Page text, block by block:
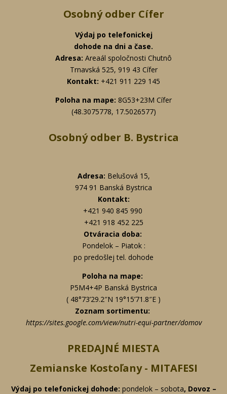
Osobný odber Cífer
Výdaj po telefonickej
dohode na dni a čase.
Adresa: Areaál spoločnosti Chutnô
Trnavská 525, 919 43 Cífer
Kontakt: +421 911 229 145
Poloha na mape: 8G53+23M Cífer
(48.3075778, 17.5026577)
Osobný odber B. Bystrica
Adresa: Belušová 15,
974 91 Banská Bystrica
Kontakt:
+421 940 845 990
+421 918 452 225
Otváracia doba:
Pondelok – Piatok :
po predošlej tel. dohode
Poloha na mape:
P5M4+4P Banská Bystrica
( 48°73’29.2″N 19°15’71.8″E )
Zoznam sortimentu:
https://sites.google.com/view/nutri-equi-partner/domov
PREDAJNÉ MIESTA
Zemianske Kostoľany - MITAFESI
Výdaj po telefonickej dohode: pondelok – sobota, Dovoz –